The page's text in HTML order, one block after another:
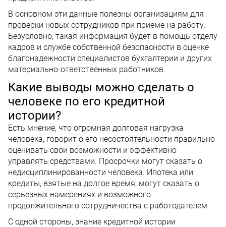
В основном эти данные полезны организациям для
проверки новых сотрудников при приеме на работу.
Безусловно, такая информация будет в помощь отделу
кадров и службе собственной безопасности в оценке
благонадежности специалистов бухгалтерии и других
материально-ответственных работников.
Какие выводы можно сделать о
человеке по его кредитной
истории?
Есть мнение, что огромная долговая нагрузка
человека, говорит о его несостоятельности правильно
оценивать свои возможности и эффективно
управлять средствами. Просрочки могут сказать о
недисциплинированности человека. Ипотека или
кредиты, взятые на долгое время, могут сказать о
серьезных намерениях и возможного
продолжительного сотрудничества с работодателем.
С одной стороны, знание кредитной истории